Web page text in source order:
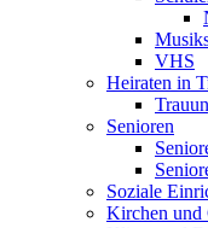
VHS
Heiraten in
Senioren
Soziale
Kirchen und